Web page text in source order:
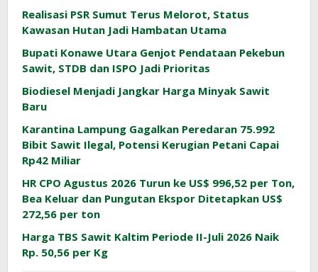
Realisasi PSR Sumut Terus Melorot, Status
Kawasan Hutan Jadi Hambatan Utama
Bupati Konawe Utara Genjot Pendataan Pekebun
Sawit, STDB dan ISPO Jadi Prioritas
Biodiesel Menjadi Jangkar Harga Minyak Sawit
Baru
Karantina Lampung Gagalkan Peredaran 75.992
Bibit Sawit Ilegal, Potensi Kerugian Petani Capai
Rp42 Miliar
HR CPO Agustus 2026 Turun ke US$ 996,52 per Ton,
Bea Keluar dan Pungutan Ekspor Ditetapkan US$
272,56 per ton
Harga TBS Sawit Kaltim Periode II-Juli 2026 Naik
Rp. 50,56 per Kg